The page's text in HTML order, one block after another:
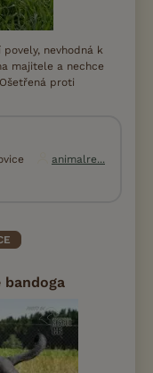
nevhodná k
majitele a nechce
proti
animalre...
bandoga